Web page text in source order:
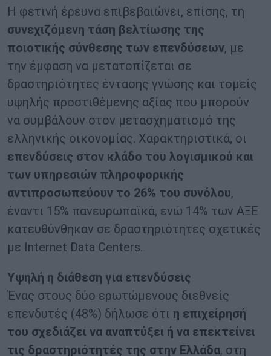
Η φετινή έρευνα επιβεβαιώνει, επίσης, τη
συνεχιζόμενη τάση βελτίωσης της
ποιοτικής σύνθεσης των επενδύσεων, με
την έμφαση να μετατοπίζεται σε
δραστηριότητες έντασης γνώσης και τομείς
υψηλής προστιθέμενης αξίας που μπορούν
να συμβάλουν στον μετασχηματισμό της
ελληνικής οικονομίας. Χαρακτηριστικά, οι
επενδύσεις στον κλάδο του λογισμικού και
των υπηρεσιών πληροφορικής
αντιπροσωπεύουν το 26% του συνόλου,
έναντι 15% πανευρωπαϊκά, ενώ 14% των ΑΞΕ
κατευθύνθηκαν σε δραστηριότητες σχετικές
με Internet Data Centers.
Υψηλή η διάθεση για επενδύσεις
Ένας στους δύο ερωτώμενους διεθνείς
επενδυτές (48%) δήλωσε ότι η επιχείρησή
του σχεδιάζει να αναπτύξει ή να επεκτείνει
τις δραστηριότητές της στην Ελλάδα, στη